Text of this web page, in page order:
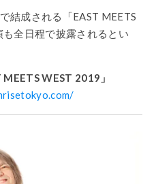
結成される「EAST MEETS
も全日程で披露されるとい
MEETS WEST 2019 」